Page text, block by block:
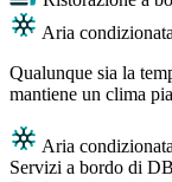
Aria
Qualunque sia la
mantiene un clima
Aria
Servizi a bordo di